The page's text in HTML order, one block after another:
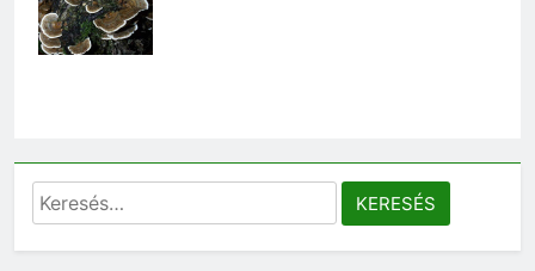
versicolor)
Keresés: